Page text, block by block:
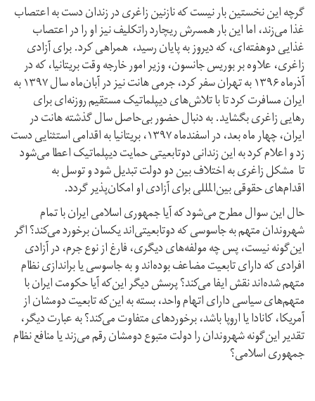
گرچه این نخستین بار نیست که نازنین زاغری در زندان دست به اعتصاب
غذا می‌زند، اما اين بار همسرش ريچارد راتكليف نیز او را در اعتصاب
غذایی دو‌هفته‌اى، كه ديروز به پايان رسيد، همراهی کرد. برای آزادی
زاغری، علاوه بر بوریس جانسون، وزیر امور خارجه وقت بریتانیا، که در
آذر‌ماه ۱۳۹۶ به تهران سفر کرد، جرمی هانت نیز در آبان‌ماه سال ۱۳۹۷ به
ایران مسافرت کرد تا با تلاش‌های دیپلماتیک مستقیم روزنه‌ای برای
رهایی زاغری بگشاید. به دنبال حضور بی‌حاصل سال گذشته هانت در
ایران، چهار ماه بعد، در اسفند‌ماه ۱۳۹۷، بریتانیا به اقدامی استثنایی دست
زد و اعلام کرد به این زندانی دو‌تابعیتی حمایت دیپلماتیک اعطا می‌شود
تا مشکل زاغری به اختلاف بین دو دولت تبدیل شود و توسل به
اقدام‌های حقوقی بین‌المللی برای آزادی او امکان‌پذیر گردد.
حال این سوال مطرح می‌شود که آیا جمهوری اسلامی ایران با تمام
شهروندان متهم به جاسوسی که دو‌تابعیتی‌اند یکسان برخورد می‌کند؟ اگر
این‌گونه نیست، پس چه مولفه‌های دیگری، فارغ از نوع جرم، در آزادی
افرادی که دارای تابعیت مضاعف بوده‌اند و به جاسوسی یا براندازی نظام
متهم شده‌اند نقش ایفا می‌کند؟ پرسش دیگر این‌که آیا حکومت ایران با
متهم‌های سیاسی دارای اتهام واحد، بسته به این‌که تابعیت دومشان از
آمریکا، کانادا یا اروپا باشد، برخوردهای متفاوت می‌کند؟ به عبارت دیگر،
تقدیر این‌گونه شهروندان را دولت متبوع دومشان رقم می‌زند یا منافع نظام
جمهوری اسلامی؟